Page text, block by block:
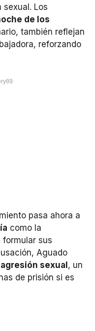
sexual. Los
de los
también reflejan
reforzando
pasa ahora a
como la
formular sus
Aguado
sexual , un
de prisión si es